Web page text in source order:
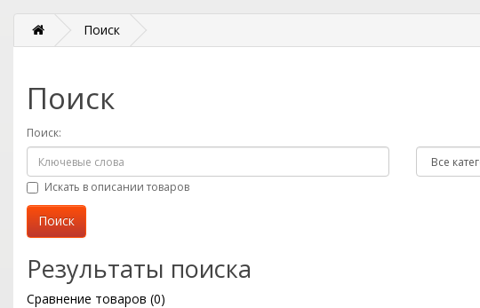
Поиск
Поиск
Поиск:
Искать в описании товаров
Результаты поиска
Сравнение товаров (0)